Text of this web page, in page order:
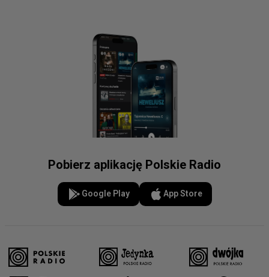
Pobierz aplikację Polskie Radio
Google Play App Store